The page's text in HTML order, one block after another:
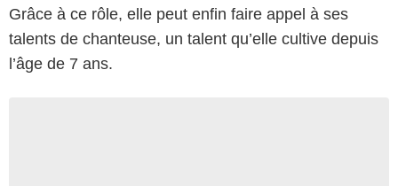
Grâce à ce rôle, elle peut enfin faire appel à ses
talents de chanteuse, un talent qu’elle cultive depuis
l’âge de 7 ans.